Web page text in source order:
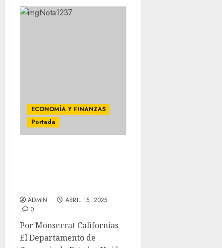
ECONOMÍA Y FINANZAS
Portada
ADMIN
ABRIL 15, 2025
0
Por Monserrat Californias
El Departamento de